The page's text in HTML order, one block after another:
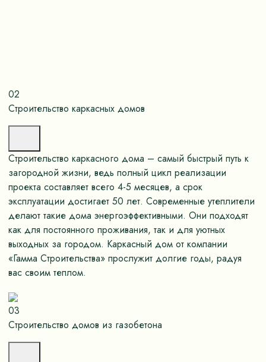
02
Строительство каркасных домов
Строительство каркасного дома – самый быстрый путь к
загородной жизни, ведь полный цикл реализации
проекта составляет всего 4-5 месяцев, а срок
эксплуатации достигает 50 лет. Современные утеплители
делают такие дома энергоэффективными. Они подходят
как для постоянного проживания, так и для уютных
выходных за городом. Каркасный дом от компании
«Гамма Строительства» прослужит долгие годы, радуя
вас своим теплом.
03
Строительство домов из газобетона